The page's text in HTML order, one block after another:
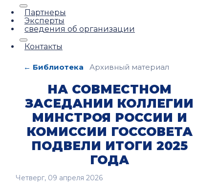
Партнеры
Эксперты
сведения об организации
Контакты
← Библиотека Архивный материал
НА СОВМЕСТНОМ
ЗАСЕДАНИИ КОЛЛЕГИИ
МИНСТРОЯ РОССИИ И
КОМИССИИ ГОССОВЕТА
ПОДВЕЛИ ИТОГИ 2025
ГОДА
Четверг, 09 апреля 2026